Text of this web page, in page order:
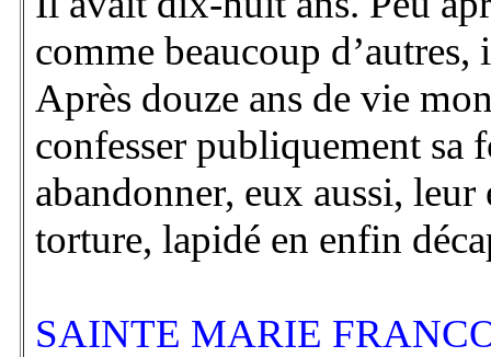
comme beaucoup
Après douze ans de vie
confesser publiquement sa
abandonner, eux aussi,
torture, lapidé en enfin
SAINTE MARIE